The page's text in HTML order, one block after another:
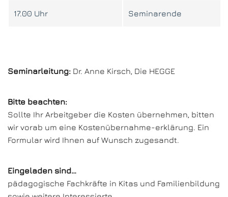
17.00 Uhr Seminarende
Seminarleitung: Dr. Anne Kirsch, Die HEGGE
Bitte beachten:
Sollte Ihr Arbeitgeber die Kosten übernehmen, bitten
wir vorab um eine Kostenübernahme-erklärung. Ein
Formular wird Ihnen auf Wunsch zugesandt.
Eingeladen sind…
pädagogische Fachkräfte in Kitas und Familienbildung